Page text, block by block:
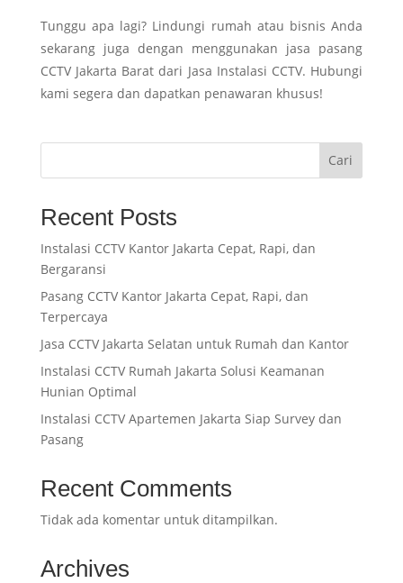
Tunggu apa lagi? Lindungi rumah atau bisnis Anda
sekarang juga dengan menggunakan jasa pasang
CCTV Jakarta Barat dari Jasa Instalasi CCTV. Hubungi
kami segera dan dapatkan penawaran khusus!
Cari
Recent Posts
Instalasi CCTV Kantor Jakarta Cepat, Rapi, dan
Bergaransi
Pasang CCTV Kantor Jakarta Cepat, Rapi, dan
Terpercaya
Jasa CCTV Jakarta Selatan untuk Rumah dan Kantor
Instalasi CCTV Rumah Jakarta Solusi Keamanan
Hunian Optimal
Instalasi CCTV Apartemen Jakarta Siap Survey dan
Pasang
Recent Comments
Tidak ada komentar untuk ditampilkan.
Archives